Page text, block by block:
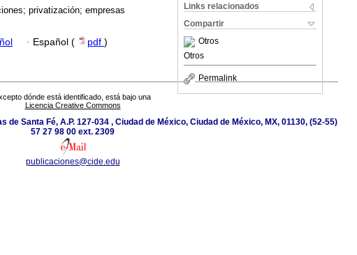
Links relacionados
Compartir
Otros
Otros
Permalink
privatización; empresas
· Español ( pdf )
dónde está identificado, está bajo una
Licencia Creative Commons
Santa Fé, A.P. 127-034 , Ciudad de México, Ciudad de México, MX, 01130, (52-55)
57 27 98 00 ext. 2309
publicaciones@cide.edu